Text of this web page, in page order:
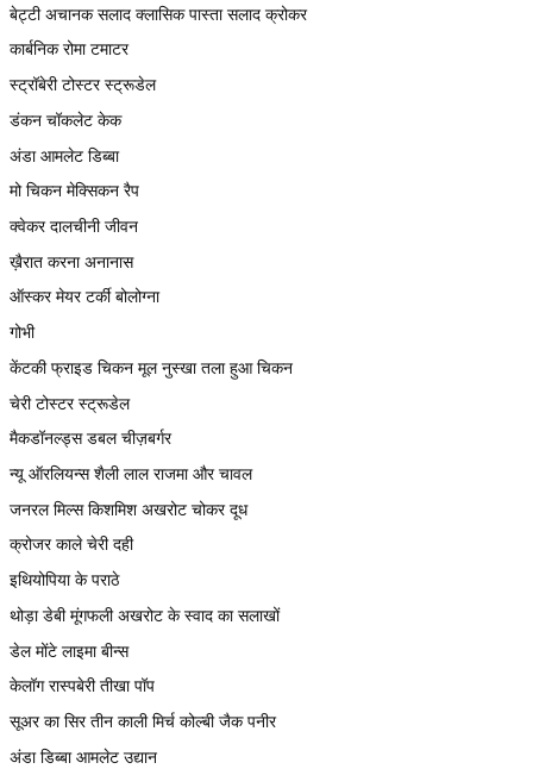
बेट्टी अचानक सलाद क्लासिक पास्ता सलाद क्रोकर
कार्बनिक रोमा टमाटर
स्ट्रॉबेरी टोस्टर स्ट्रूडेल
डंकन चॉकलेट केक
अंडा आमलेट डिब्बा
मो चिकन मेक्सिकन रैप
क्वेकर दालचीनी जीवन
ख़ैरात करना अनानास
ऑस्कर मेयर टर्की बोलोग्ना
गोभी
केंटकी फ्राइड चिकन मूल नुस्खा तला हुआ चिकन
चेरी टोस्टर स्ट्रूडेल
मैकडॉनल्ड्स डबल चीज़बर्गर
न्यू ऑरलियन्स शैली लाल राजमा और चावल
जनरल मिल्स किशमिश अखरोट चोकर दूध
क्रोजर काले चेरी दही
इथियोपिया के पराठे
थोड़ा डेबी मूंगफली अखरोट के स्वाद का सलाखों
डेल मोंटे लाइमा बीन्स
केलॉग रास्पबेरी तीखा पॉप
सूअर का सिर तीन काली मिर्च कोल्बी जैक पनीर
अंडा डिब्बा आमलेट उद्यान